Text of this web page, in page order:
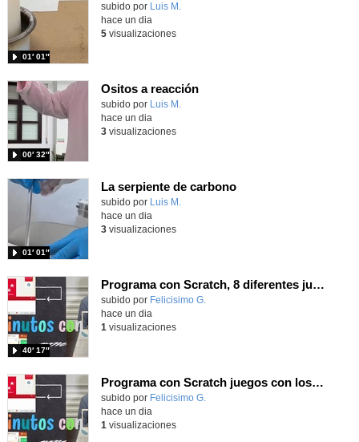
Contenido educativo.
subido por Luis M.
01′ 01″
hace un dia
5visualizaciones
Ositos a reacción
Contenido educativo.
subido por Luis M.
00′ 32″
hace un dia
3visualizaciones
La serpiente de carbono
Contenido educativo.
subido por Luis M.
01′ 01″
hace un dia
3visualizaciones
Programa con Scratch, 8 diferentes juegos para vivir la emoción de los partidos de España en el mundial 2026
Contenido educativo.
subido por Felicisimo G.
40′ 17″
hace un dia
1 visualizaciones
Programa con Scratch juegos con los partidos del mundial 2026 ganados por España
Contenido educativo.
subido por Felicisimo G.
hace un dia
1 visualizaciones